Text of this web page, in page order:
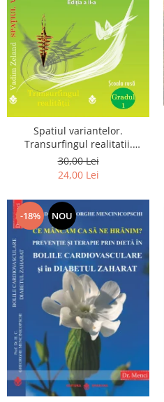
Spatiul variantelor.
Transurfingul realitatii.
Gradul 1. Cum sa ne
dezvoltam intuitia si sa ne
alegem soarta
30,00 Lei
24,00 Lei
-18% NOU